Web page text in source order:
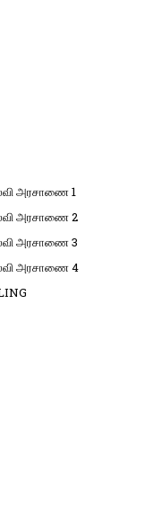
அரசாணை 1
அரசாணை 2
அரசாணை 3
அரசாணை 4